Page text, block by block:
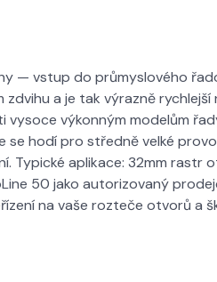
— vstup do průmyslového
a je tak výrazně rychlejší
výkonným modelům
se hodí pro středně velké
Typické aplikace: 32mm rastr
50 jako autorizovaný
na vaše rozteče otvorů a